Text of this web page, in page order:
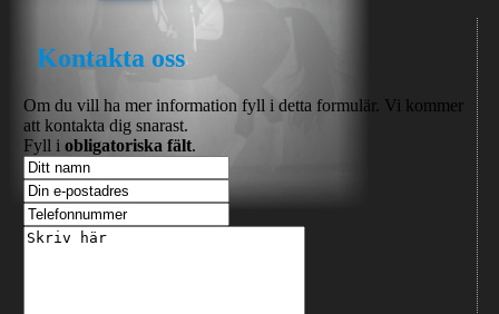
Kontakta oss
Om du vill ha mer information fyll i detta formulär. Vi kommer
att kontakta dig snarast.
Fyll i obligatoriska fält.